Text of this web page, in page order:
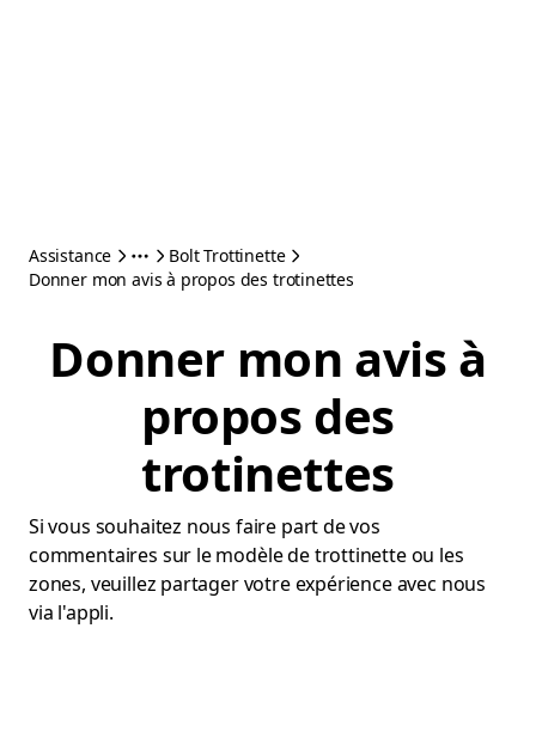
Assistance
Bolt Trottinette
Donner mon avis à propos des trotinettes
Donner mon avis à
propos des
trotinettes
Si vous souhaitez nous faire part de vos
commentaires sur le modèle de trottinette ou les
zones, veuillez partager votre expérience avec nous
via l'appli.